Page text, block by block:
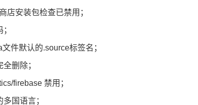
店安装包检查已禁用；
件默认的.source标签名；
删除；
firebase 禁用；
国语言；